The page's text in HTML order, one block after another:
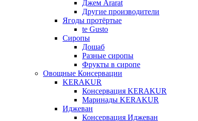
Джем Ararat
Другие производители
Ягоды протёртые
te Gusto
Сиропы
Дошаб
Разные сиропы
Фрукты в сиропе
Овощные Консервации
KERAKUR
Консервация KERAKUR
Маринады KERAKUR
Иджеван
Консервация Иджеван